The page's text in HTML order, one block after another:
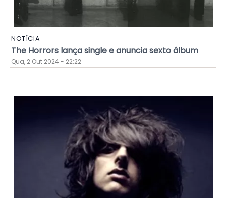
NOTÍCIA
The Horrors lança single e anuncia sexto álbum
Qua, 2 Out 2024 - 22:22